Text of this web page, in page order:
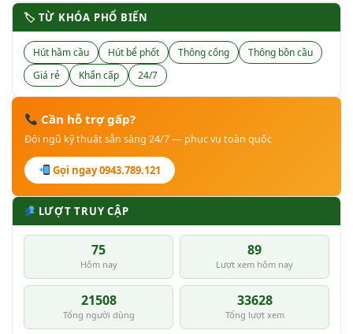
🏷 TỪ KHÓA PHỔ BIẾN
Hút hầm cầu Hút bể phốt Thông cống
Thông bồn cầu
Giá rẻ
Khẩn cấp 24/7
Cần hỗ trợ gấp?
Đội ngũ kỹ thuật sẵn sàng 24/7 — phục vụ toàn quốc
Gọi ngay 0943.789.121
LƯỢT TRUY CẬP
75
Hôm nay
89
Lượt xem hôm nay
21508
Tổng người dùng
33628
Tổng lượt xem